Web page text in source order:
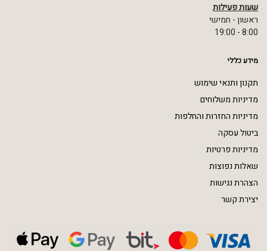
שעות פעילות
ראשון - חמישי
8:00 - 19:00
מידע כללי
תקנון ותנאי שימוש
מדיניות משלוחים
מדיניות החזרות והחלפות
ביטול עסקה
מדיניות פרטיות
שאלות נפוצות
הצהרת נגישות
יצירת קשר